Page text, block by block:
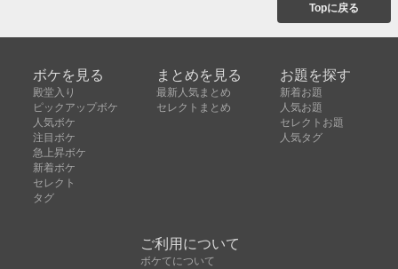
Topに戻る
ボケを見る
殿堂入り
ピックアップボケ
人気ボケ
注目ボケ
急上昇ボケ
新着ボケ
セレクト
タグ
まとめを見る
最新人気まとめ
セレクトまとめ
お題を探す
新着お題
人気お題
セレクトお題
人気タグ
ご利用について
ボケてについて